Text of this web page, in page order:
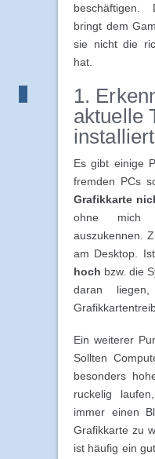
beschäftigen.
bringt dem
sie nicht die
hat.
1.
aktuelle
Es gibt einige
fremden PCs
Grafikkarte
ohne mich
auszukennen.
am Desktop.
hoch bzw. die
daran
Ein weiterer
Sollten
besonders
ruckelig
immer einen
Grafikkarte zu
ist häufig ein